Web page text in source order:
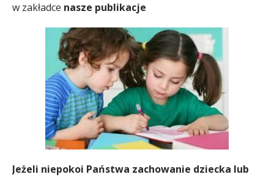
w zakładce nasze publikacje
Jeżeli niepokoi Państwa zachowanie dziecka lub